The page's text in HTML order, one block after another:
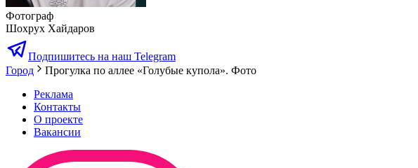
Фотограф
Шохрух Хайдаров
Подпишитесь на наш Telegram
Город
Прогулка по аллее «Голубые купола». Фото
Реклама
Контакты
О проекте
Вакансии